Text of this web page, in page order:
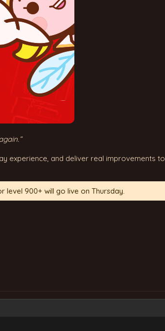
experience, and deliver real improvements to
level 900+ will go live on Thursday.